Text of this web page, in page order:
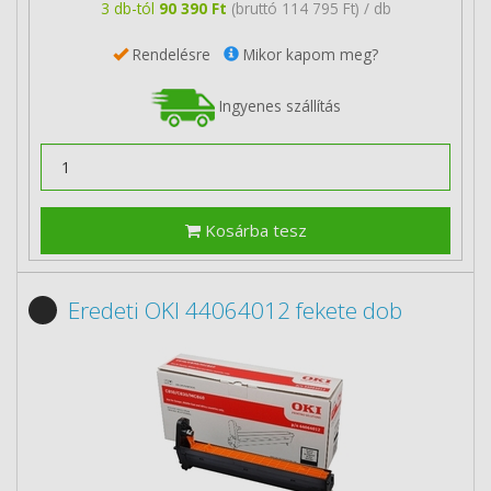
3 db-tól 90 390 Ft (bruttó 114 795 Ft) / db
Rendelésre Mikor kapom meg?
Ingyenes szállítás
Kosárba tesz
Eredeti OKI 44064012 fekete dob